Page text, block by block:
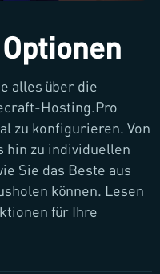
alles über die
Hosting.Pro
zu konfigurieren. Von
hin zu individuellen
Sie das Beste aus
können. Lesen
für Ihre